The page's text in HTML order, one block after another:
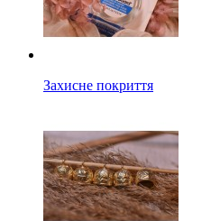
Захисне покриття